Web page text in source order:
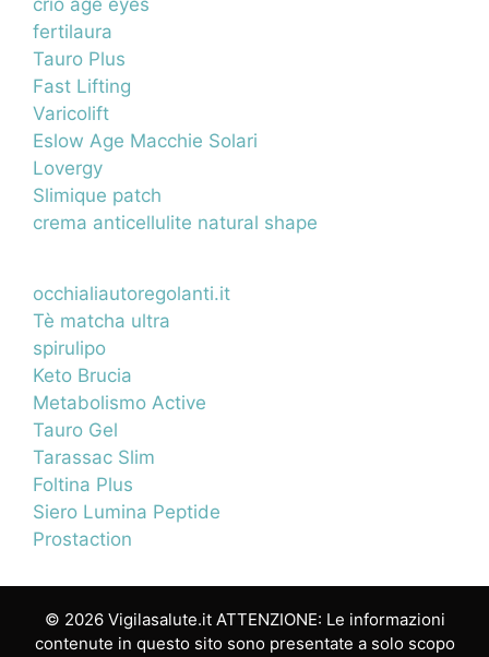
crio age eyes
fertilaura
Tauro Plus
Fast Lifting
Varicolift
Eslow Age Macchie Solari
Lovergy
Slimique patch
crema anticellulite natural shape
occhialiautoregolanti.it
Tè matcha ultra
spirulipo
Keto Brucia
Metabolismo Active
Tauro Gel
Tarassac Slim
Foltina Plus
Siero Lumina Peptide
Prostaction
© 2026 Vigilasalute.it ATTENZIONE: Le informazioni
contenute in questo sito sono presentate a solo scopo